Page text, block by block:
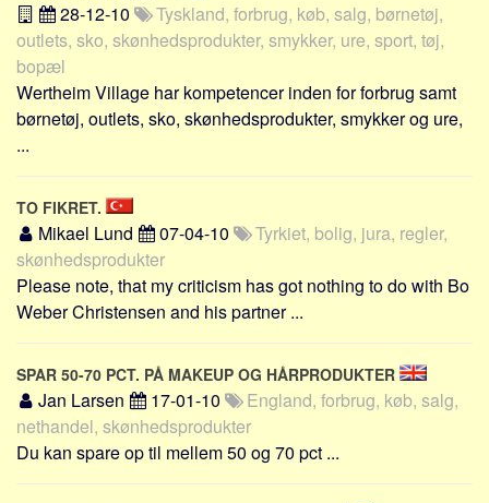
28-12-10
Tyskland, forbrug, køb, salg, børnetøj,
outlets, sko, skønhedsprodukter, smykker, ure, sport, tøj,
bopæl
Wertheim Village har kompetencer inden for forbrug samt
børnetøj, outlets, sko, skønhedsprodukter, smykker og ure,
...
TO FIKRET.
Mikael Lund 07-04-10
Tyrkiet, bolig, jura, regler,
skønhedsprodukter
Please note, that my criticism has got nothing to do with Bo
Weber Christensen and his partner ...
SPAR 50-70 PCT. PÅ MAKEUP OG HÅRPRODUKTER
Jan Larsen 17-01-10
England, forbrug, køb, salg,
nethandel, skønhedsprodukter
Du kan spare op til mellem 50 og 70 pct ...